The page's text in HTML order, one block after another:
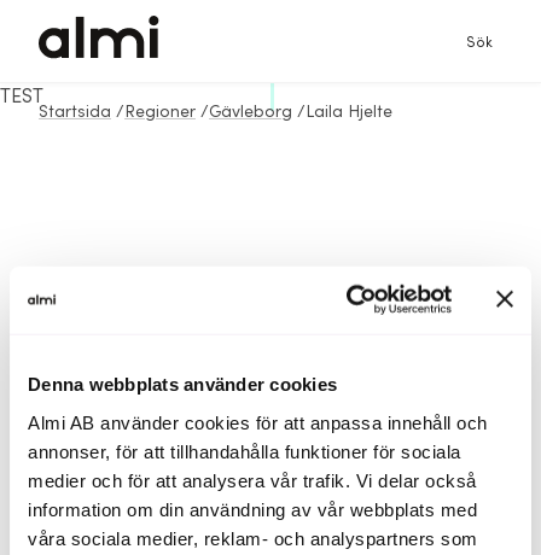
Denna webbplats använder cookies
Almi AB använder cookies för att anpassa innehåll och
annonser, för att tillhandahålla funktioner för sociala
medier och för att analysera vår trafik. Vi delar också
information om din användning av vår webbplats med
våra sociala medier, reklam- och analyspartners som
Sök
Startsida / Regioner /Gävleborg / Laila Hjelte
TEST